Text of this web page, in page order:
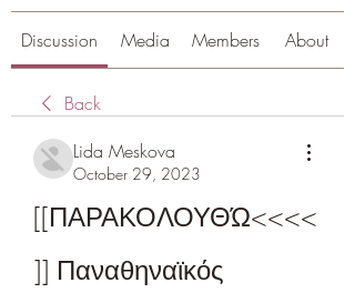
Discussion Media Members About
Back
Lida Meskova
October 29, 2023
[[ΠΑΡΑΚΟΛΟΥΘΏ<<<<
]] Παναθηναϊκός